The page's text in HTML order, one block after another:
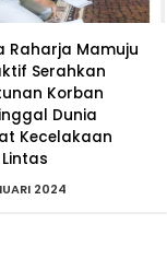
Raharja Mamuju
Serahkan
Korban
Dunia
Kecelakaan
2024